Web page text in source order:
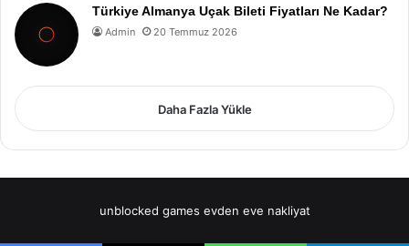
Türkiye Almanya Uçak Bileti Fiyatları Ne Kadar?
Admin 20 Temmuz 2026
Daha Fazla Yükle
unblocked games evden eve nakliyat